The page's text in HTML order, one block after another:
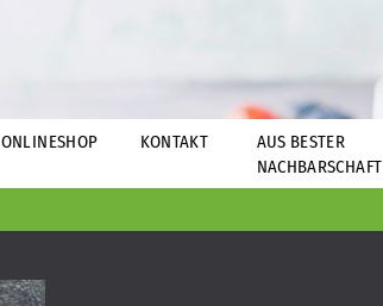
ONLINESHOP KONTAKT
AUS BESTER
NACHBARSCHAFT